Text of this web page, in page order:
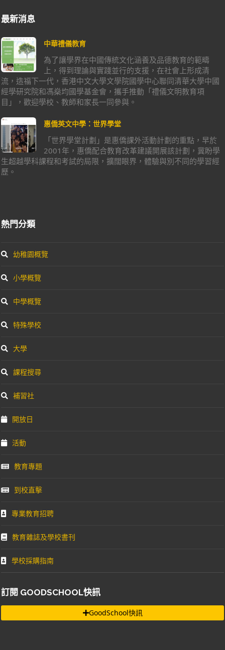
最新消息
中華禮儀教育
為了讓學界在中國傳統文化涵養及品德教育的範疇
上，得到理論與實踐並行的支援，在社會上形成清
流，造福下一代，香港中文大學文學院國學中心聯同清華大學中國
經學研究院和馮燊均國學基金會，攜手推動「禮儀文明教育項
目」，歡迎學校、教師和家長一同參與。
惠僑英文中學：世界學堂
「世界學堂計劃」是惠僑課外活動計劃的重點，早於
2001年，惠僑配合教育改革建議開展該計劃，冀盼學
生超越學科課程和考試的局限，擴闊眼界，體驗與別不同的學習經
歷。
熱門分類
幼稚園概覽
小學概覽
中學概覽
特殊學校
大學
課程搜尋
補習社
開放日
活動
教育專題
到校直擊
專業教育招聘
教育雜誌及學校書刊
學校採購指南
訂閱 GOODSCHOOL快訊
GoodSchool快訊